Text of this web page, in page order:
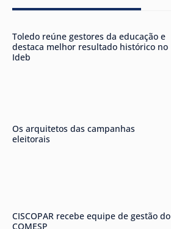
Toledo reúne gestores da educação e
destaca melhor resultado histórico no
Ideb
Os arquitetos das campanhas
eleitorais
CISCOPAR recebe equipe de gestão do
COMESP